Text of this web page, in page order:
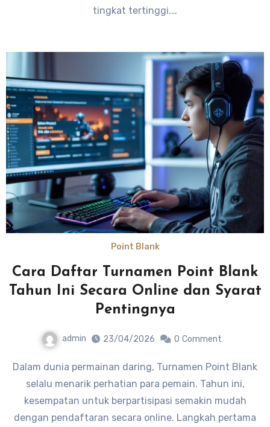
tingkat tertinggi.…
Point Blank
Cara Daftar Turnamen Point Blank
Tahun Ini Secara Online dan Syarat
Pentingnya
admin 23/04/2026 0 Comment
Dalam dunia permainan daring, Turnamen Point Blank
selalu menarik perhatian para pemain. Tahun ini,
kesempatan untuk berpartisipasi semakin mudah
dengan pendaftaran secara online. Langkah pertama